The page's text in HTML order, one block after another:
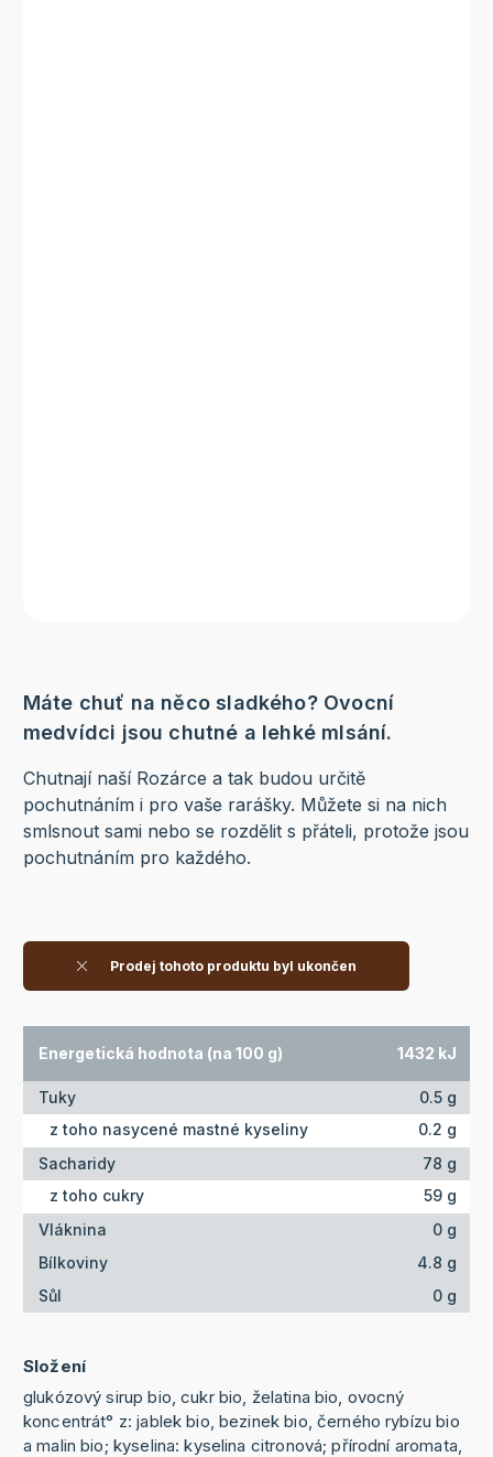
Máte chuť na něco sladkého? Ovocní
medvídci jsou chutné a lehké mlsání.
Chutnají naší Rozárce a tak budou určitě
pochutnáním i pro vaše rarášky. Můžete si na nich
smlsnout sami nebo se rozdělit s přáteli, protože jsou
pochutnáním pro každého.
Prodej tohoto produktu byl ukončen
Energetická hodnota (na 100 g) 1432 kJ
Tuky
0.5 g
z toho nasycené mastné kyseliny
0.2 g
Sacharidy
78 g
z toho cukry
59 g
Vláknina
0 g
Bílkoviny
4.8 g
Sůl
0 g
Složení
glukózový sirup bio, cukr bio, želatina bio, ovocný
koncentrát° z: jablek bio, bezinek bio, černého rybízu bio
a malin bio; kyselina: kyselina citronová; přírodní aromata,